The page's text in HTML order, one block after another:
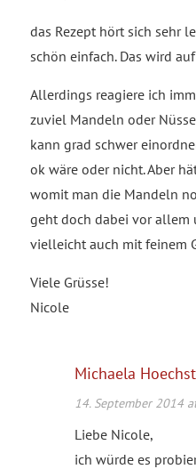
das Rezept hört sich sehr
schön einfach. Das wird
Allerdings reagiere ich
zuviel Mandeln oder
kann grad schwer
ok wäre oder nicht. Aber
womit man die Mandeln
geht doch dabei vor allem
vielleicht auch mit feinem
Viele Grüsse!
Nicole
Michaela
14. September 2014
Liebe Nicole,
ich würde es